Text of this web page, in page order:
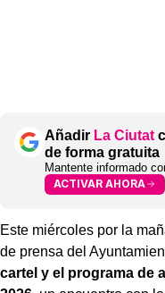
Añadir La Ciutat
de forma gratuita
Mantente informado
ACTIVAR AHORA
Este miércoles por la
de prensa del
cartel y el programa de